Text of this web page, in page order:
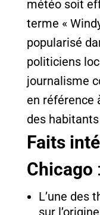
météo soit
terme «
popularisé
politiciens
journalisme
en référence
des
Faits
Chicago :
L’une des
sur